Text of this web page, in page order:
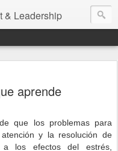
& Leadership
aprende
que los problemas para
y la resolución de
a los efectos del estrés,